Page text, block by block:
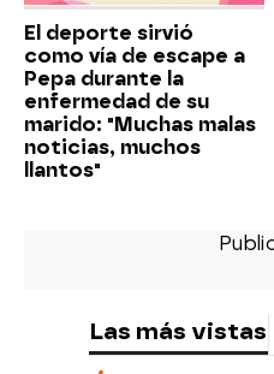
El deporte sirvió
como vía de escape a
Pepa durante la
enfermedad de su
marido: "Muchas malas
noticias, muchos
llantos"
Las más vistas